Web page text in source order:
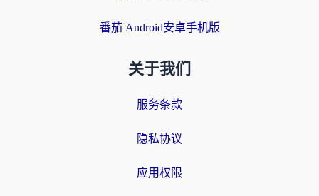
番茄 Android安卓手机版
关于我们
服务条款
隐私协议
应用权限